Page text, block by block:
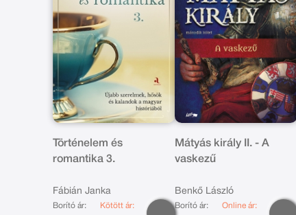
Történelem és
romantika 3.
Fábián Janka
Borító ár: Kötött ár:
Mátyás király II. - A
vaskezű
Benkő László
Borító ár: Online ár: